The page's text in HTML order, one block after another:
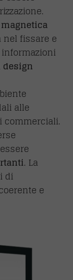
fissare e
design
alle
commerciali.
. La
di
e